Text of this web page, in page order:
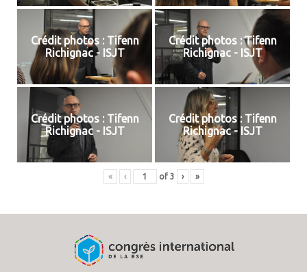
Crédit photos : Tifenn
Richignac - ISJT
Crédit photos : Tifenn
Richignac - ISJT
Crédit photos : Tifenn
Richignac - ISJT
Crédit photos : Tifenn
Richignac - ISJT
« ‹ of 3 › »